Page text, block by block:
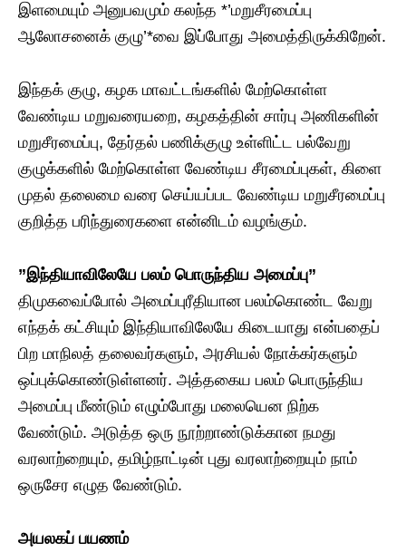
இளமையும் அனுபவமும் கலந்த *’மறுசீரமைப்பு
ஆலோசனைக் குழு’*வை இப்போது அமைத்திருக்கிறேன்.
​இந்தக் குழு, கழக மாவட்டங்களில் மேற்கொள்ள
வேண்டிய மறுவரையறை, கழகத்தின் சார்பு அணிகளின்
மறுசீரமைப்பு, தேர்தல் பணிக்குழு உள்ளிட்ட பல்வேறு
குழுக்களில் மேற்கொள்ள வேண்டிய சீரமைப்புகள், கிளை
முதல் தலைமை வரை செய்யப்பட வேண்டிய மறுசீரமைப்பு
குறித்த பரிந்துரைகளை என்னிடம் வழங்கும்.
​”இந்தியாவிலேயே பலம் பொருந்திய அமைப்பு”
​திமுகவைப்போல் அமைப்புரீதியான பலம்கொண்ட வேறு
எந்தக் கட்சியும் இந்தியாவிலேயே கிடையாது என்பதைப்
பிற மாநிலத் தலைவர்களும், அரசியல் நோக்கர்களும்
ஒப்புக்கொண்டுள்ளனர். அத்தகைய பலம் பொருந்திய
அமைப்பு மீண்டும் எழும்போது மலையென நிற்க
வேண்டும். அடுத்த ஒரு நூற்றாண்டுக்கான நமது
வரலாற்றையும், தமிழ்நாட்டின் புது வரலாற்றையும் நாம்
ஒருசேர எழுத வேண்டும்.
​அயலகப் பயணம்